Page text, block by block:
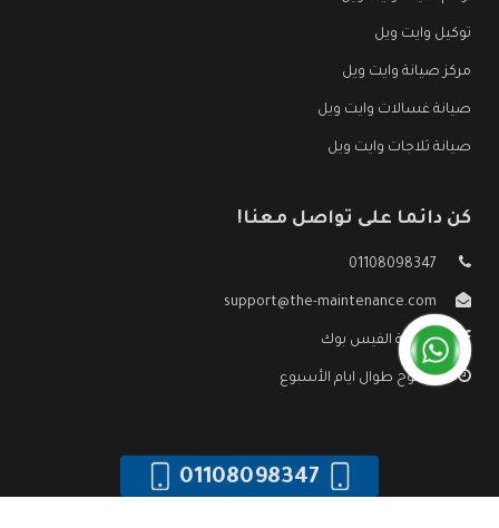
توكيل وايت ويل
مركز صيانة وايت ويل
صيانة غسالات وايت ويل
صيانة ثلاجات وايت ويل
كن دائما على تواصل معنا!
01108098347
support@the-maintenance.com
صفحة الفيس بوك
مفتوح طوال ايام الأسبوع
01108098347